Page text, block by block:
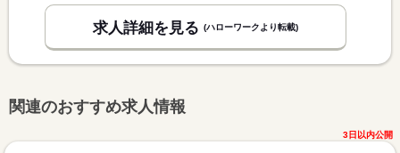
求人詳細を見る (ハローワークより転載)
関連のおすすめ求人情報
3日以内公開